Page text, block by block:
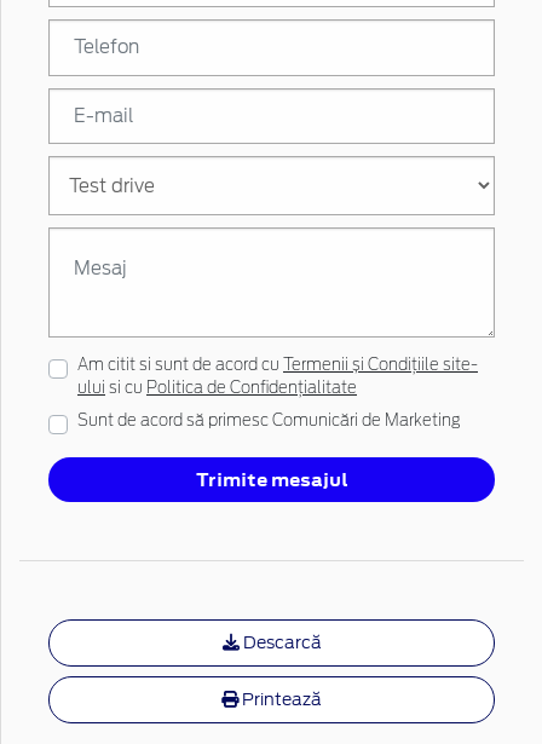
Am citit si sunt de acord cu
Termenii și Condițiile site-
ului si cu Politica de Confidențialitate
Sunt de acord să primesc Comunicări de Marketing
Trimite mesajul
Descarcă
Printează